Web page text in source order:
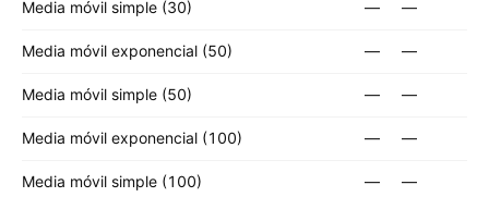
Media móvil simple (30) — —
Media móvil exponencial (50) — —
Media móvil simple (50) — —
Media móvil exponencial (100) — —
Media móvil simple (100) — —